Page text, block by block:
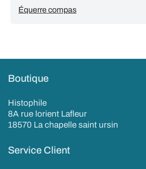
Équerre compas
Boutique
Histophile
8A rue lorient Lafleur
18570 La chapelle saint ursin
Service Client